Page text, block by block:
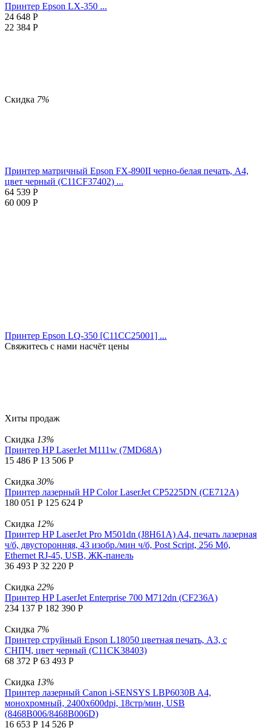
Принтер Epson LX-350 ...
24 648 Р
22 384 Р
Скидка 7%
Принтер матричный Epson FX-890II черно-белая печать, A4,
цвет черный (C11CF37402) ...
64 539 Р
60 009 Р
Принтер Epson LQ-350 [C11CC25001] ...
Свяжитесь с нами насчёт цены
Хиты продаж
Скидка 13%
Принтер HP LaserJet M111w (7MD68A)
15 486 Р 13 506 Р
Скидка 30%
Принтер лазерный HP Color LaserJet CP5225DN (CE712A)
180 051 Р 125 624 Р
Скидка 12%
Принтер HP LaserJet Pro M501dn (J8H61A) A4, печать лазерная
ч/б, двусторонняя, 43 изобр./мин ч/б, Post Script, 256 Мб,
Ethernet RJ-45, USB, ЖК-панель
36 493 Р 32 220 Р
Скидка 22%
Принтер HP LaserJet Enterprise 700 M712dn (CF236A)
234 137 Р 182 390 Р
Скидка 7%
Принтер струйный Epson L18050 цветная печать, A3, с
СНПЧ, цвет черный (C11CK38403)
68 372 Р 63 493 Р
Скидка 13%
Принтер лазерный Canon i-SENSYS LBP6030B A4,
монохромный, 2400x600dpi, 18стр/мин, USB
(8468B006/8468B006D)
16 653 Р 14 526 Р